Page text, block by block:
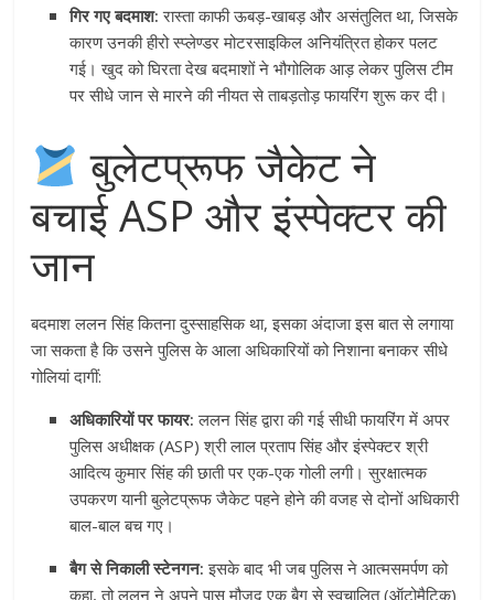
गिर गए बदमाश: रास्ता काफी ऊबड़-खाबड़ और असंतुलित था, जिसके
कारण उनकी हीरो स्प्लेण्डर मोटरसाइकिल अनियंत्रित होकर पलट
गई । खुद को घिरता देख बदमाशों ने भौगोलिक आड़ लेकर पुलिस टीम
पर सीधे जान से मारने की नीयत से ताबड़तोड़ फायरिंग शुरू कर दी।
बुलेटप्रूफ जैकेट ने
बचाई ASP और इंस्पेक्टर की
जान
बदमाश ललन सिंह कितना दुस्साहसिक था, इसका अंदाजा इस बात से लगाया
जा सकता है कि उसने पुलिस के आला अधिकारियों को निशाना बनाकर सीधे
गोलियां दागीं:
अधिकारियों पर फायर: ललन सिंह द्वारा की गई सीधी फायरिंग में अपर
पुलिस अधीक्षक (ASP) श्री लाल प्रताप सिंह और इंस्पेक्टर श्री
आदित्य कुमार सिंह की छाती पर एक-एक गोली लगी। सुरक्षात्मक
उपकरण यानी बुलेटप्रूफ जैकेट पहने होने की वजह से दोनों अधिकारी
बाल-बाल बच गए ।
बैग से निकाली स्टेनगन: इसके बाद भी जब पुलिस ने आत्मसमर्पण को
कहा, तो ललन ने अपने पास मौजूद एक बैग से स्वचालित (ऑटोमैटिक)